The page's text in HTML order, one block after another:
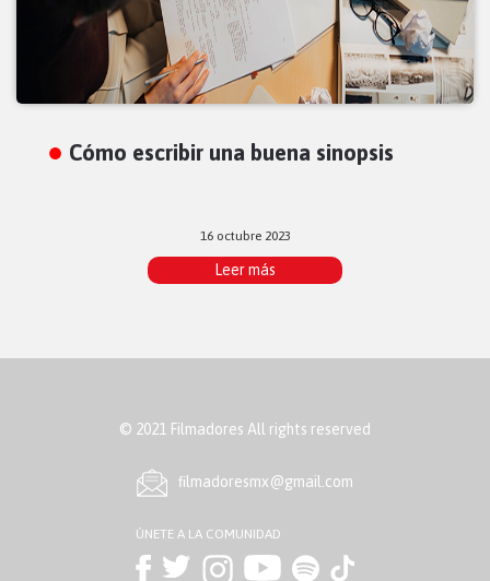
Cómo escribir una buena sinopsis
16 octubre 2023
Leer más
© 2021 Filmadores All rights reserved
ﬁlmadoresmx@gmail.com
ÚNETE A LA COMUNIDAD